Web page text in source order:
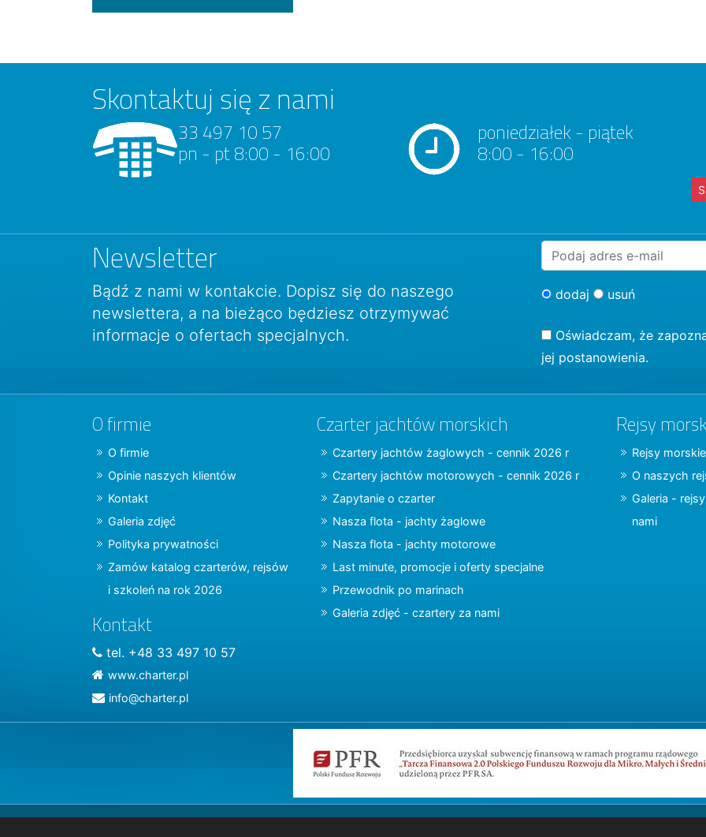
Skontaktuj się z nami
33 497 10 57
pn - pt 8:00 - 16:00
poniedziałek - piątek
8:00 - 16:00
Newsletter
Bądź z nami w kontakcie. Dopisz się do naszego
newslettera, a na bieżąco będziesz otrzymywać
informacje o ofertach specjalnych.
dodaj usuń
Oświadczam, że
jej postanowienia.
O firmie
O firmie
Opinie naszych klientów
Kontakt
Galeria zdjęć
Polityka prywatności
Zamów katalog czarterów, rejsów
i szkoleń na rok 2026
Kontakt
tel. +48 33 497 10 57
www.charter.pl
info@charter.pl
Czarter jachtów morskich
Czartery jachtów żaglowych - cennik 2026 r
Czartery jachtów motorowych - cennik 2026 r
Zapytanie o czarter
Nasza flota - jachty żaglowe
Nasza flota - jachty motorowe
Last minute, promocje i oferty specjalne
Przewodnik po marinach
Galeria zdjęć - czartery za nami
Rejsy
Rejsy morskie
O naszych
Galeria -
nami